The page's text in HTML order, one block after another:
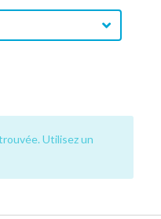
Utilisez un